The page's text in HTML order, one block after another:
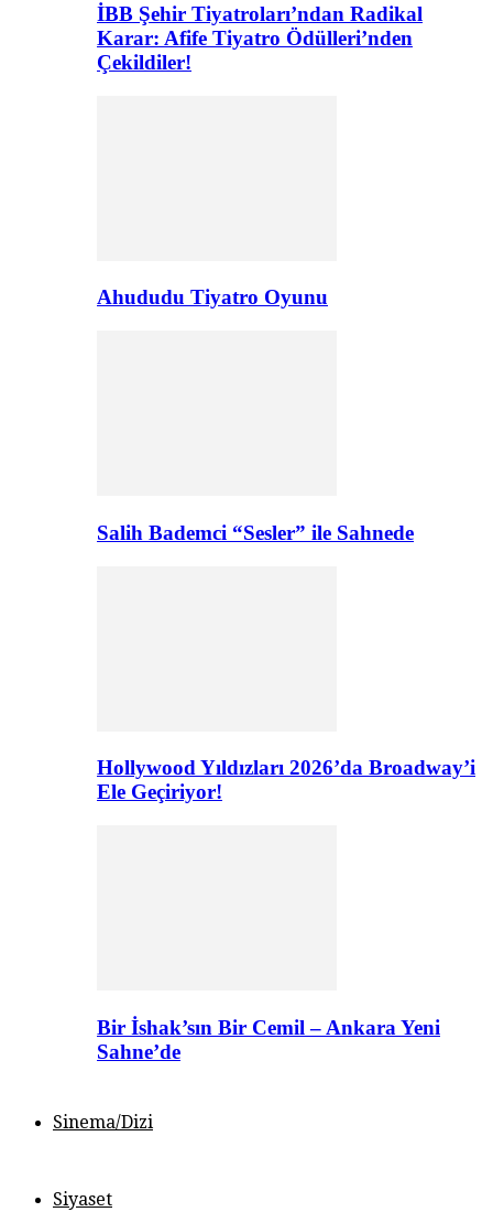
İBB Şehir Tiyatroları’ndan Radikal
Karar: Afife Tiyatro Ödülleri’nden
Çekildiler!
Ahududu Tiyatro Oyunu
Salih Bademci “Sesler” ile Sahnede
Hollywood Yıldızları 2026’da Broadway’i
Ele Geçiriyor!
Bir İshak’sın Bir Cemil – Ankara Yeni
Sahne’de
Sinema/Dizi
Siyaset